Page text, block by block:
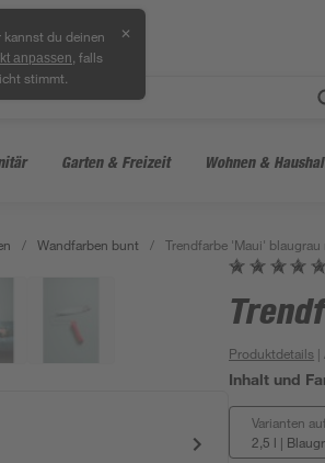
kannst du deinen
anpassen , falls
stimmt.
✕
Garten & Freizeit Wohnen &
/ Wandfarben bunt / Trendfarbe 'Maui' blaugrau
Produktdetails |
Inhalt und
Varianten
2,5 l |